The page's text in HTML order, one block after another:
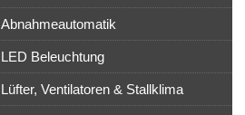
Abnahmeautomatik
LED Beleuchtung
Lüfter, Ventilatoren & Stallklima